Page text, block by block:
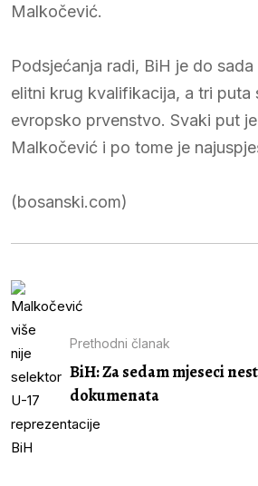
Malkočević.
Podsjećanja radi, BiH je do
elitni krug kvalifikacija, a tri puta
evropsko prvenstvo. Svaki put
Malkočević i po tome je
(bosanski.com)
Prethodni članak
BiH: Za sedam mjeseci
dokumenata